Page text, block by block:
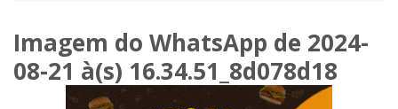
Imagem do WhatsApp de 2024-
08-21 à(s) 16.34.51_8d078d18